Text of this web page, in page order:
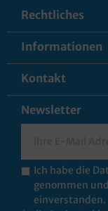
Rechtliches
Informationen
Kontakt
Newsletter
Ich habe die
genommen
einverstanden.